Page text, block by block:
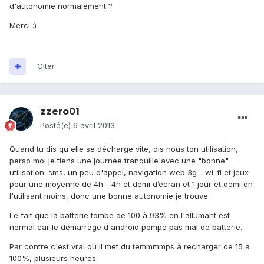
d'autonomie normalement ?
Merci :)
Citer
zzero01
Posté(e) 6 avril 2013
Quand tu dis qu'elle se décharge vite, dis nous ton utilisation,
perso moi je tiens une journée tranquille avec une "bonne"
utilisation: sms, un peu d'appel, navigation web 3g - wi-fi et jeux
pour une moyenne de 4h - 4h et demi d’écran et 1 jour et demi en
l'utilisant moins, donc une bonne autonomie je trouve.
Le fait que la batterie tombe de 100 à 93% en l'allumant est
normal car le démarrage d'android pompe pas mal de batterie.
Par contre c'est vrai qu'il met du temmmmps à recharger de 15 a
100%, plusieurs heures.